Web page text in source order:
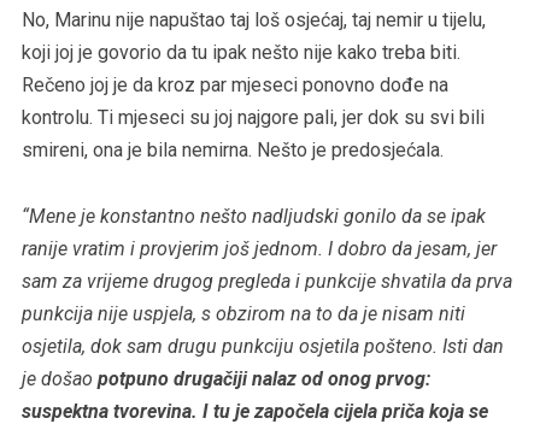
No, Marinu nije napuštao taj loš osjećaj, taj nemir u tijelu,
koji joj je govorio da tu ipak nešto nije kako treba biti.
Rečeno joj je da kroz par mjeseci ponovno dođe na
kontrolu. Ti mjeseci su joj najgore pali, jer dok su svi bili
smireni, ona je bila nemirna. Nešto je predosjećala.
“Mene je konstantno nešto nadljudski gonilo da se ipak
ranije vratim i provjerim još jednom. I dobro da jesam, jer
sam za vrijeme drugog pregleda i punkcije shvatila da prva
punkcija nije uspjela, s obzirom na to da je nisam niti
osjetila, dok sam drugu punkciju osjetila pošteno. Isti dan
je došao potpuno drugačiji nalaz od onog prvog:
suspektna tvorevina. I tu je započela cijela priča koja se